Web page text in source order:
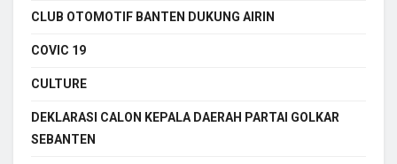
CLUB OTOMOTIF BANTEN DUKUNG AIRIN
COVIC 19
CULTURE
DEKLARASI CALON KEPALA DAERAH PARTAI GOLKAR
SEBANTEN